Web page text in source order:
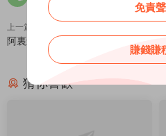
上一篇
阿裏森林種樹挂機遊戲源碼
猜你喜歡
免責
賺錢賺